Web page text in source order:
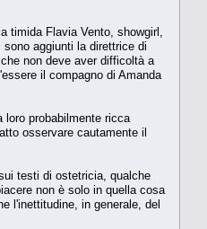
timida Flavia Vento, showgirl,
aggiunti la direttrice di
non deve aver difficoltà a
il compagno di Amanda
probabilmente ricca
osservare cautamente il
testi di ostetricia, qualche
non è solo in quella cosa
l'inettitudine, in generale, del